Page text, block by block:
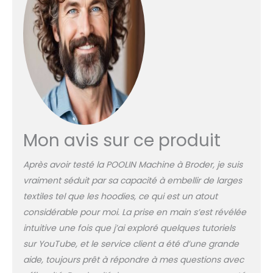
Institch i3】Système
d'exploitation informatique
simple, de la sélection de
motifs à l'édition, en
passant par les lettres de
broderie et les
combinaisons de motifs en
plusieurs couleurs.
Raccourcissez votre courbe
Écran tactile coloré】
Machine à broder POOLIN
équipée d'un grand écran
tactile LCD, faites glisser et
modifiez des motifs
comme vous le feriez sur
un téléphone mobile, faites
ce que vous voulez. 【Zone
de broderie maximale
20x28 cm】Cette machine
à broder automatique est
Mon avis sur ce produit
Après avoir testé la POOLIN Machine à Broder, je suis
vraiment séduit par sa capacité à embellir de larges
textiles tel que les hoodies, ce qui est un atout
considérable pour moi. La prise en main s’est révélée
intuitive une fois que j’ai exploré quelques tutoriels
sur YouTube, et le service client a été d’une grande
aide, toujours prêt à répondre à mes questions avec